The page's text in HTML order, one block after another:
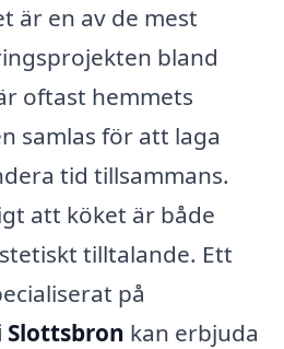
är en av de mest
bland
oftast hemmets
samlas för att laga
tid tillsammans.
att köket är både
tilltalande. Ett
på
kan erbjuda